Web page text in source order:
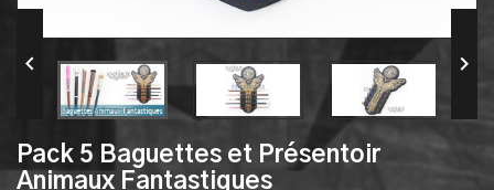
 
Pack 5 Baguettes et Présentoir
Animaux Fantastiques